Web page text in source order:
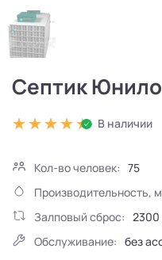
Септик
В наличии
Кол-во человек: 75
Производительность,
Залповый сброс: 2300
Обслуживание: без